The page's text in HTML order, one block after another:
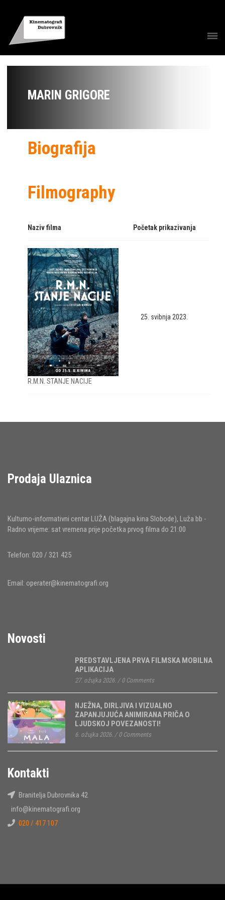
MARIN GRIGORE
Biografija
Filmography
Naziv filma Početak prikazivanja
R.M.N. STANJE NACIJE
25. svibnja 2023.
Prodaja Ulaznica
Kulturno-informativni centar LUŽA (blagajna kina Slobode), Luža bb -
Radno vrijeme: sat vremena prije početka prvog filma do 21:00
Telefon: 020 / 321 425
Email: operater@kinematografi.org
Novosti
PREDSTAVLJENA PRVA FILMSKA MOBILNA
APLIKACIJA
27. ožujka 2026. / 0 Comments
NJEŽNA, DIRLJIVA I VIZUALNO
ZAPANJUJUĆA ANIMIRANA PRIČA O
LJUDSKOJ POVEZANOSTI!
6. ožujka 2026. / 0 Comments
Kontakti
Branitelja Dubrovnika 42
info@kinematografi.org
020 / 417 107